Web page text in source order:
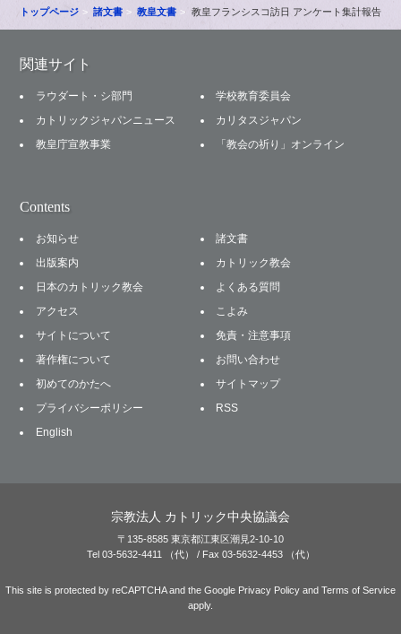
トップページ 諸文書 教皇文書 教皇フランシスコ訪日 アンケート集計報告
関連サイト
ラウダート・シ部門
学校教育委員会
カトリックジャパンニュース
カリタスジャパン
教皇庁宣教事業
「教会の祈り」オンライン
Contents
お知らせ
諸文書
出版案内
カトリック教会
日本のカトリック教会
よくある質問
アクセス
こよみ
サイトについて
免責・注意事項
著作権について
お問い合わせ
初めてのかたへ
サイトマップ
プライバシーポリシー
RSS
English
宗教法人 カトリック中央協議会
〒135-8585 東京都江東区潮見2-10-10
Tel 03-5632-4411 （代） / Fax 03-5632-4453 （代）
This site is protected by reCAPTCHA and the Google Privacy Policy and Terms of Service
apply.